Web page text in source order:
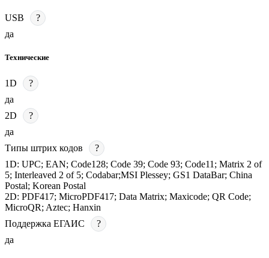
USB
?
да
Технические
1D
?
да
2D
?
да
Типы штрих кодов
?
1D: UPC; EAN; Code128; Code 39; Code 93; Code11; Matrix 2 of
5; Interleaved 2 of 5; Codabar;MSI Plessey; GS1 DataBar; China
Postal; Korean Postal
2D: PDF417; MicroPDF417; Data Matrix; Maxicode; QR Code;
MicroQR; Aztec; Hanxin
Поддержка ЕГАИС
?
да